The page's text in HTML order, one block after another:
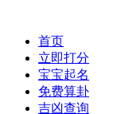
首页
立即打分
宝宝起名
免费算卦
吉凶查询